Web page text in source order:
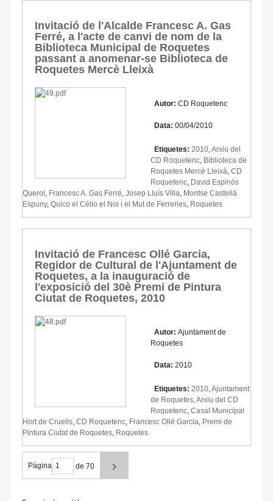
Invitació de l'Alcalde Francesc A. Gas
Ferré, a l'acte de canvi de nom de la
Biblioteca Municipal de Roquetes
passant a anomenar-se Biblioteca de
Roquetes Mercè Lleixà
Autor: CD Roquetenc
Data: 00/04/2010
Etiquetes: 2010 Arxiu del
CD Roquetenc Biblioteca de
Roquetes Mercè Lleixà CD
Roquetenc David Espinós
Querol Francesc A. Gas Ferré Josep Lluís Villa Montse Castellà
Espuny, Quico el Célio el Noi i el Mut de Ferreries Roquetes
Invitació de Francesc Ollé Garcia,
Regidor de Cultural de l'Ajuntament de
Roquetes, a la inauguració de
l'exposició del 30è Premi de Pintura
Ciutat de Roquetes, 2010
Autor: Ajuntament de
Roquetes
Data: 2010
Etiquetes: 2010 Ajuntament
de Roquetes Arxiu del CD
Roquetenc Casal Municipal
Hort de Cruells CD Roquetenc Francesc Ollé Garcia Premi de
Pintura Ciutat de Roquetes Roquetes
Pàgina de 70